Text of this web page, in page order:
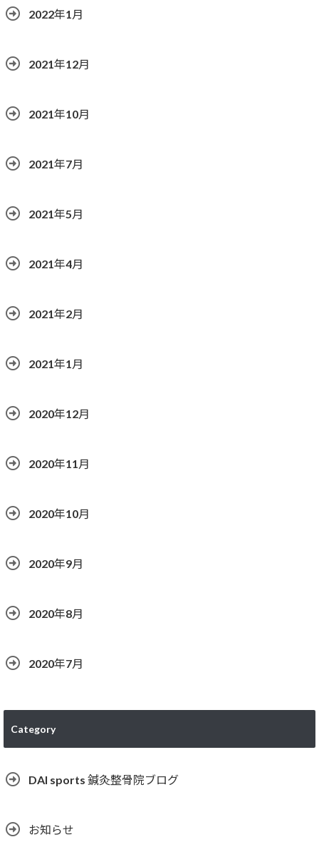
2022年1月
2021年12月
2021年10月
2021年7月
2021年5月
2021年4月
2021年2月
2021年1月
2020年12月
2020年11月
2020年10月
2020年9月
2020年8月
2020年7月
Category
DAI sports 鍼灸整骨院ブログ
お知らせ